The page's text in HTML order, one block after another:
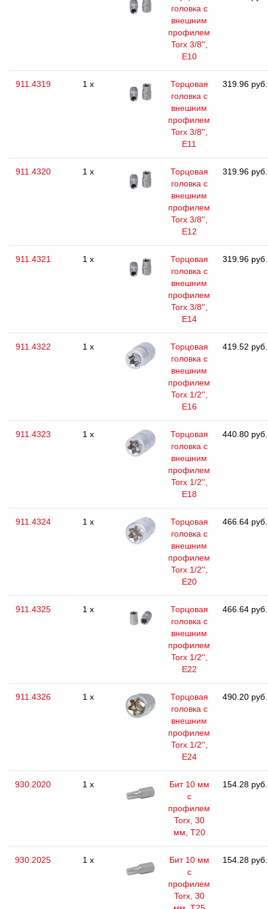
головка с
внешним
профилем
Torx 3/8'',
E10
911.4319 1 x
Торцовая
головка с
внешним
профилем
Torx 3/8'',
E11
319.96 руб.
911.4320 1 x
Торцовая
головка с
внешним
профилем
Torx 3/8'',
E12
319.96 руб.
911.4321 1 x
Торцовая
головка с
внешним
профилем
Torx 3/8'',
E14
319.96 руб.
911.4322 1 x
Торцовая
головка с
внешним
профилем
Torx 1/2'',
E16
419.52 руб.
911.4323 1 x
Торцовая
головка с
внешним
профилем
Torx 1/2'',
E18
440.80 руб.
911.4324 1 x
Торцовая
головка с
внешним
профилем
Torx 1/2'',
E20
466.64 руб.
911.4325 1 x
Торцовая
головка с
внешним
профилем
Torx 1/2'',
E22
466.64 руб.
911.4326 1 x
Торцовая
головка с
внешним
профилем
Torx 1/2'',
E24
490.20 руб.
930.2020 1 x
Бит 10 мм
с
профилем
Torx, 30
мм, Т20
154.28 руб.
930.2025 1 x
Бит 10 мм
с
профилем
Torx, 30
154.28 руб.